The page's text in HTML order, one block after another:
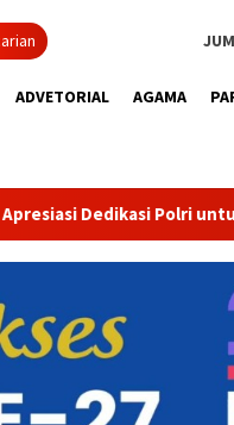
ADVETORIAL AGAMA
Tak Sekadar